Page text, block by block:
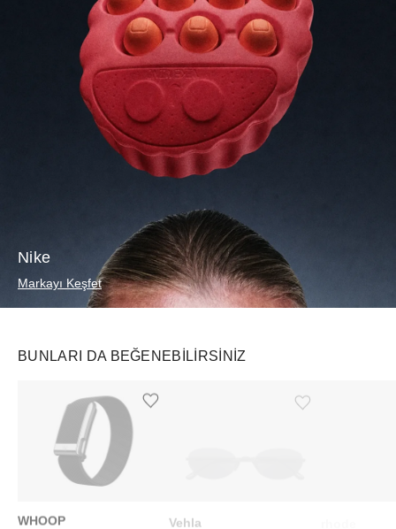
Nike
Markayı Keşfet
BUNLARI DA BEĞENEBILIRSINIZ
WHOOP
Ürünü istek listesine ekle veya listeden çıkar
Vehla
Ürünü istek listesine ekle veya listeden çıkar